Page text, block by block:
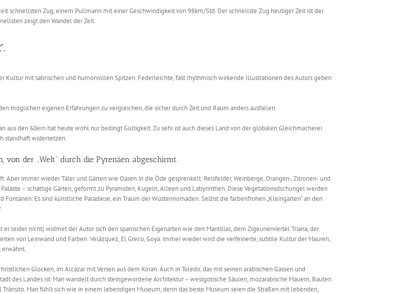
schnellsten Zug, einem Pullmann mit einer Geschwindigkeit von 98km/Std. Der schnellste Zug heutiger Zeit ist der
zeigt den Wandel der Zeit.
Kultur mit satirischen und humorvollen Spitzen. Federleichte, fast rhythmisch wirkende Illustrationen des Autors geben
möglichen eigenen Erfahrungen zu vergleichen, die sicher durch Zeit und Raum anders ausfallen.
aus den 60ern hat heute wohl nur bedingt Gültigkeit. Zu sehr ist auch dieses Land von der globalen Gleichmacherei
standhaft widersetzen.
der „Welt“ durch die Pyrenäen abgeschirmt.
Aber immer wieder Täler und Gärten wie Oasen in die Öde gesprenkelt: Reisfelder, Weinberge, Orangen-, Zitronen- und
– schattige Gärten, geformt zu Pyramiden, Kugeln, Alleen und Labyrinthen. Diese Vegetationsdschungel werden
Es sind künstliche Paradiese, ein Traum der Wüstennomaden. Selbst die farbenfrohen „Kleingärten“ an den
leider nicht) widmet der Autor sich den spanischen Eigenarten wie den Mantillas, dem Zigeunerviertel Triana, der
von Leinwand und Farben: Velázquez, El Greco, Goya. immer wieder wird die verfeinerte, subtile Kultur der Mauren,
Glocken, im Alcázar mit Versen aus dem Koran. Auch in Toledo, das mit seinen arabischen Gassen und
des Landes ist. Man wandelt durch steingewordene Architektur – westgotische Säulen, mozarabische Mauern, Bauten
Man fühlt sich wie in einem lebendigen Museum, denn das beste Museum seien die Straßen mit lebenden,